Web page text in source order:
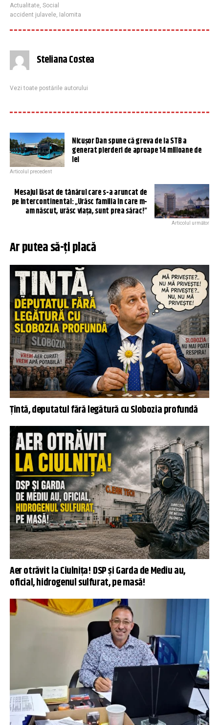
Actualitate, Social
accident julavele, Ialomita
Steliana Costea
Vezi toate postările autorului
Nicușor Dan spune că greva de la STB a
generat pierderi de aproape 14 milioane de
lei
Articolul precedent
Mesajul lăsat de tânărul care s-a aruncat de
pe Intercontinental: „Urăsc familia în care m-
am născut, urăsc viaţa, sunt prea sărac!”
Articolul următor
Ar putea să-ți placă
Țintă, deputatul fără legătură cu Slobozia profundă
Aer otrăvit la Ciulnița! DSP și Garda de Mediu au,
oficial, hidrogenul sulfurat, pe masă!